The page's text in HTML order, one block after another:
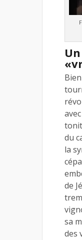
du
la
de
sa
des